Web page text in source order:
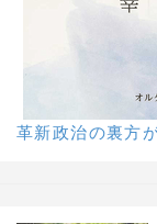
革新政治の裏方